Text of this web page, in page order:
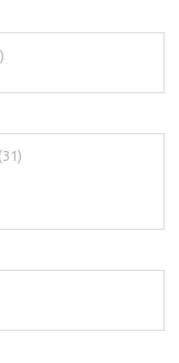
31